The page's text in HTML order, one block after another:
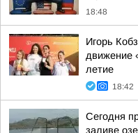
18:48
Игорь
движение
летие
18:42
Сегодня
заливе